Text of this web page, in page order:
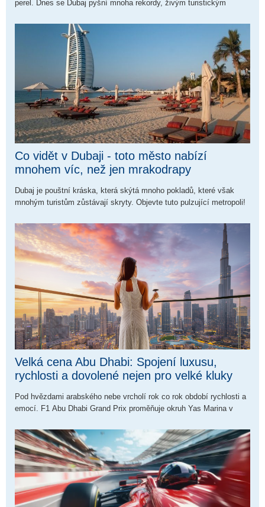
perel. Dnes se Dubaj pyšní mnoha rekordy, živým turistickým
Co vidět v Dubaji - toto město nabízí
mnohem víc, než jen mrakodrapy
Dubaj je pouštní kráska, která skýtá mnoho pokladů, které však
mnohým turistům zůstávají skryty. Objevte tuto pulzující metropoli!
Velká cena Abu Dhabi: Spojení luxusu,
rychlosti a dovolené nejen pro velké kluky
Pod hvězdami arabského nebe vrcholí rok co rok období rychlosti a
emocí. F1 Abu Dhabi Grand Prix proměňuje okruh Yas Marina v
atmosférou. Nejde jen o závod – je to zážitek, na který se
nezapomíná, a nadchne široké spektrum diváků.